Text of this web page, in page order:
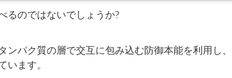
るのではないでしょうか?
パク質の層で交互に包み込む防御本能を利用し、
います。